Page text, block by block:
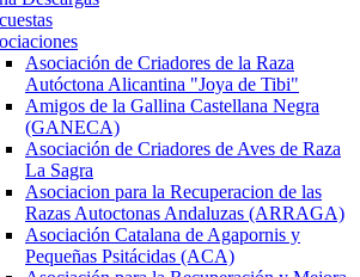
Asociación de Criadores de la Raza
Autóctona Alicantina "Joya de Tibi"
Amigos de la Gallina Castellana Negra
(GANECA)
Asociación de Criadores de Aves de Raza
La Sagra
Asociacion para la Recuperacion de las
Razas Autoctonas Andaluzas (ARRAGA)
Asociación Catalana de Agapornis y
Pequeñas Psitácidas (ACA)